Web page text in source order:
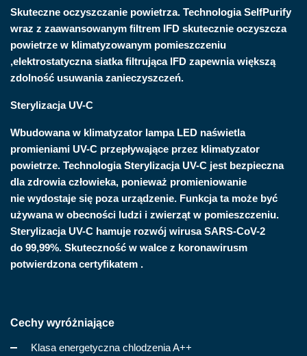
Skuteczne oczyszczanie powietrza. Technologia SelfPurify
wraz z zaawansowanym filtrem IFD skutecznie oczyszcza
powietrze w klimatyzowanym pomieszczeniu
,elektrostatyczna siatka filtrująca IFD zapewnia większą
zdolność usuwania zanieczyszczeń.
Sterylizacja UV-C
Wbudowana w klimatyzator lampa LED naświetla
promieniami UV-C przepływające przez klimatyzator
powietrze. Technologia Sterylizacja UV-C jest bezpieczna
dla zdrowia człowieka, ponieważ promieniowanie
nie wydostaje się poza urządzenie. Funkcja ta może być
używana w obecności ludzi i zwierząt w pomieszczeniu.
Sterylizacja UV-C hamuje rozwój wirusa SARS-CoV-2
do 99,99%. Skuteczność w walce z koronawirusm
potwierdzona certyfikatem .
Cechy wyróżniające
Klasa energetyczna chlodzenia A++